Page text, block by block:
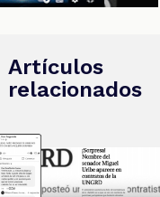
Artículos
relacionados